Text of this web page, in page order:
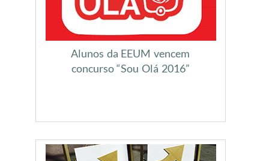
Alunos da EEUM vencem
concurso “Sou Olá 2016”